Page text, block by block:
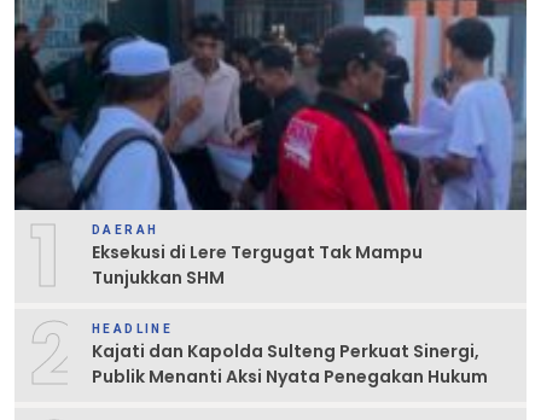
1 DAERAH
Eksekusi di Lere Tergugat Tak Mampu
Tunjukkan SHM
2 HEADLINE
Kajati dan Kapolda Sulteng Perkuat Sinergi,
Publik Menanti Aksi Nyata Penegakan Hukum